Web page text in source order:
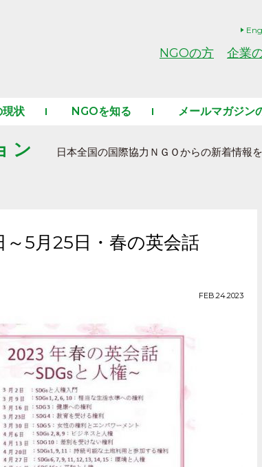
NGOの方 企業
現状 NGOを知る メールマガジン
ン 日本全国の国際協力ＮＧＯからの新着情報
～5月25日・春の英会話
FEB.24.2023